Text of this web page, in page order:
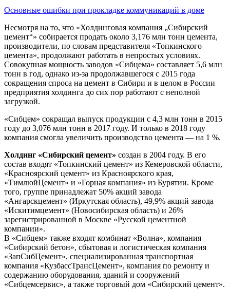
Основные ошибки при прокладке коммуникаций в доме
Несмотря на то, что «Холдинговая компания „Сибирский
цемент“» собирается продать около 3,176 млн тонн цемента,
производители, по словам представителя «Топкинского
цемента», продолжают работать в непростых условиях.
Совокупная мощность заводов «Сибцема» составляет 5,6 млн
тонн в год, однако из-за продолжавшегося с 2015 года
сокращения спроса на цемент в Сибири и в целом в России
предприятия холдинга до сих пор работают с неполной
загрузкой.
«Сибцем» сокращал выпуск продукции с 4,3 млн тонн в 2015
году до 3,076 млн тонн в 2017 году. И только в 2018 году
компания смогла увеличить производство цемента — на 1 %.
Холдинг «Сибирский цемент» создан в 2004 году. В его
состав входят «Топкинский цемент» из Кемеровской области,
«Красноярский цемент» из Красноярского края,
«ТимлюйЦемент» и «Горная компания» из Бурятии. Кроме
того, группе принадлежат 50% акций завода
«Ангарскцемент» (Иркутская область), 49,9% акций завода
«Искитимцемент» (Новосибирская область) и 26%
зарегистрированной в Москве «Русской цементной
компании».
В «Сибцем» также входят комбинат «Волна», компания
«Сибирский бетон», сбытовая и логистическая компания
«ЗапCибЦемент», специализированная транспортная
компания «КузбассТрансЦемент», компания по ремонту и
содержанию оборудования, зданий и сооружений
«Сибцемсервис», а также торговый дом «Сибирский цемент».